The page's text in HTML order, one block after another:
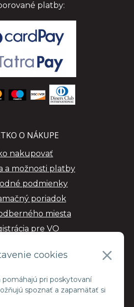
cookies
pri poskytovaní
spoznať a zapamätať si
platby:
O NÁKUPE
nakupovať
a možnosti platby
podmienky
poriadok
miesta
pre VO